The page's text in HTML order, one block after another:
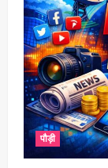
पौड़ी